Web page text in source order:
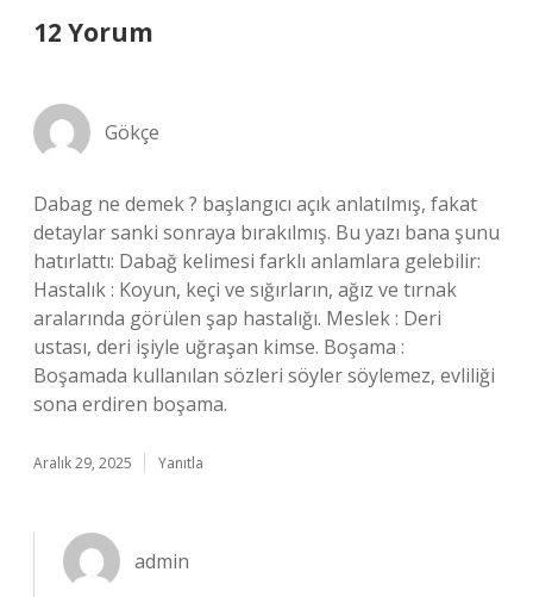
12 Yorum
Gökçe
Dabag ne demek ? başlangıcı açık anlatılmış, fakat
detaylar sanki sonraya bırakılmış. Bu yazı bana şunu
hatırlattı: Dabağ kelimesi farklı anlamlara gelebilir:
Hastalık : Koyun, keçi ve sığırların, ağız ve tırnak
aralarında görülen şap hastalığı. Meslek : Deri
ustası, deri işiyle uğraşan kimse. Boşama :
Boşamada kullanılan sözleri söyler söylemez, evliliği
sona erdiren boşama.
Aralık 29, 2025 Yanıtla
admin